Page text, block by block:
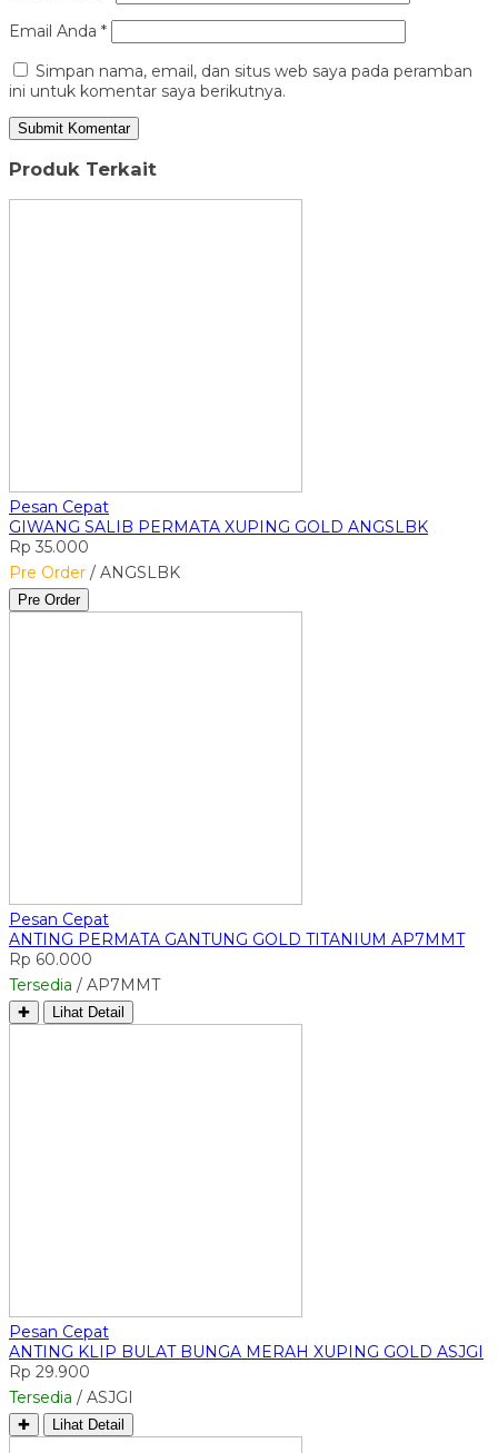
Email Anda *
Simpan nama, email, dan situs web saya pada peramban
ini untuk komentar saya berikutnya.
Produk Terkait
Pesan Cepat
GIWANG SALIB PERMATA XUPING GOLD ANGSLBK
Rp 35.000
Pre Order / ANGSLBK
Pre Order
Pesan Cepat
ANTING PERMATA GANTUNG GOLD TITANIUM AP7MMT
Rp 60.000
Tersedia / AP7MMT
✚ Lihat Detail
Pesan Cepat
ANTING KLIP BULAT BUNGA MERAH XUPING GOLD ASJGI
Rp 29.900
Tersedia / ASJGI
✚ Lihat Detail